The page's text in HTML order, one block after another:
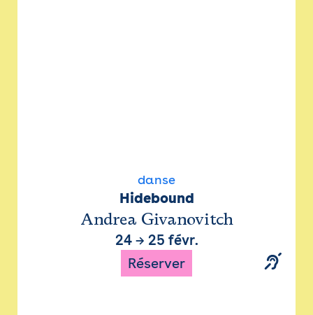
danse
Hidebound
Andrea Givanovitch
24→ 25 févr.
Réserver